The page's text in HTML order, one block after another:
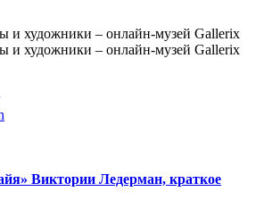
Виктории Ледерман, краткое